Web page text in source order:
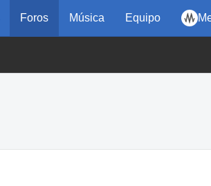
Foros Música Equipo